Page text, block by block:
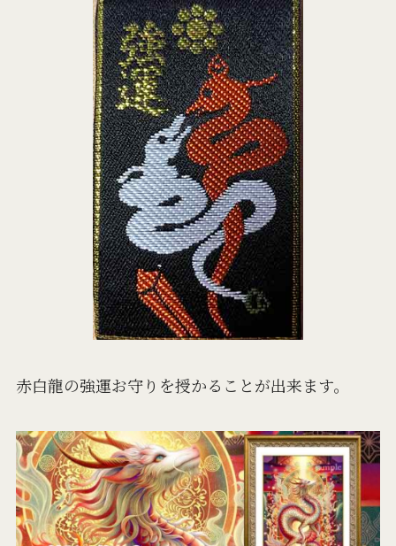
赤白龍の強運お守りを授かることが出来ます。